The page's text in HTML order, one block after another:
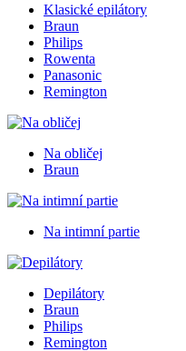
Klasické epilátory
Braun
Philips
Rowenta
Panasonic
Remington
Na obličej
Braun
Na intimní partie
Depilátory
Braun
Philips
Remington